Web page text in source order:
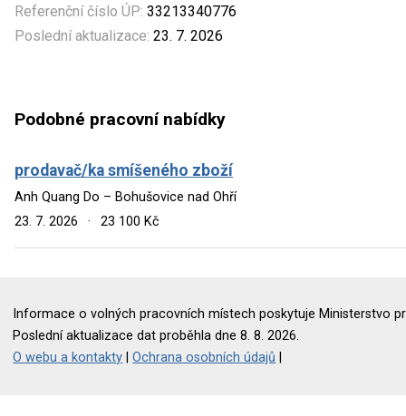
Referenční číslo ÚP: 33213340776
Poslední aktualizace: 23. 7. 2026
Podobné pracovní nabídky
prodavač/ka smíšeného zboží
Anh Quang Do – Bohušovice nad Ohří
23. 7. 2026
· 23 100 Kč
Informace o volných pracovních místech poskytuje Ministerstvo
Poslední aktualizace dat proběhla dne 8. 8. 2026.
O webu a kontakty |Ochrana osobních údajů